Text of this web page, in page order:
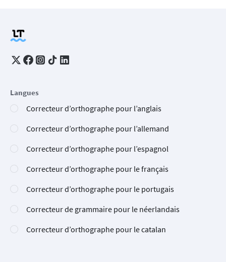
Langues
Correcteur d’orthographe pour l’anglais
Correcteur d’orthographe pour l’allemand
Correcteur d’orthographe pour l’espagnol
Correcteur d’orthographe pour le français
Correcteur d’orthographe pour le portugais
Correcteur de grammaire pour le néerlandais
Correcteur d’orthographe pour le catalan